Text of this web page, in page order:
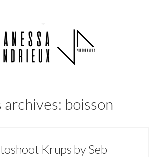
archives: boisson
Krups by Seb